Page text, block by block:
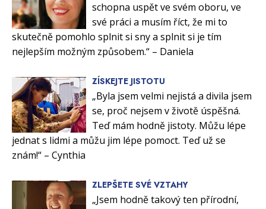
schopna uspět ve svém oboru, ve
své práci a musím říct, že mi to
skutečně pomohlo splnit si sny a splnit si je tím
nejlepším možným způsobem.“ – Daniela
ZÍSKEJTE JISTOTU
„Byla jsem velmi nejistá a divila jsem
se, proč nejsem v životě úspěšná.
Teď mám hodně jistoty. Můžu lépe
jednat s lidmi a můžu jim lépe pomoct. Teď už se
znám!“ – Cynthia
ZLEPŠETE SVÉ VZTAHY
„Jsem hodně takový ten přírodní,